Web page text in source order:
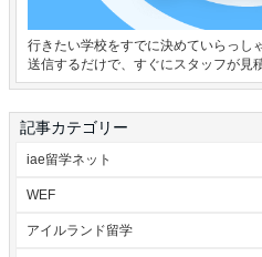
行きたい学校をすでに決めていらっし
送信するだけで、すぐにスタッフが見
記事カテゴリー
iae留学ネット
WEF
アイルランド留学